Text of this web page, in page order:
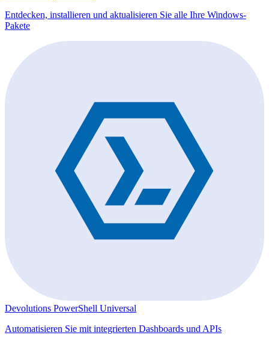
Entdecken, installieren und aktualisieren Sie alle Ihre Windows-
Pakete
Devolutions PowerShell Universal
Automatisieren Sie mit integrierten Dashboards und APIs